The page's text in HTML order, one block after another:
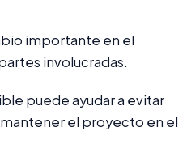
importante en el
involucradas.
puede ayudar a evitar
el proyecto en el